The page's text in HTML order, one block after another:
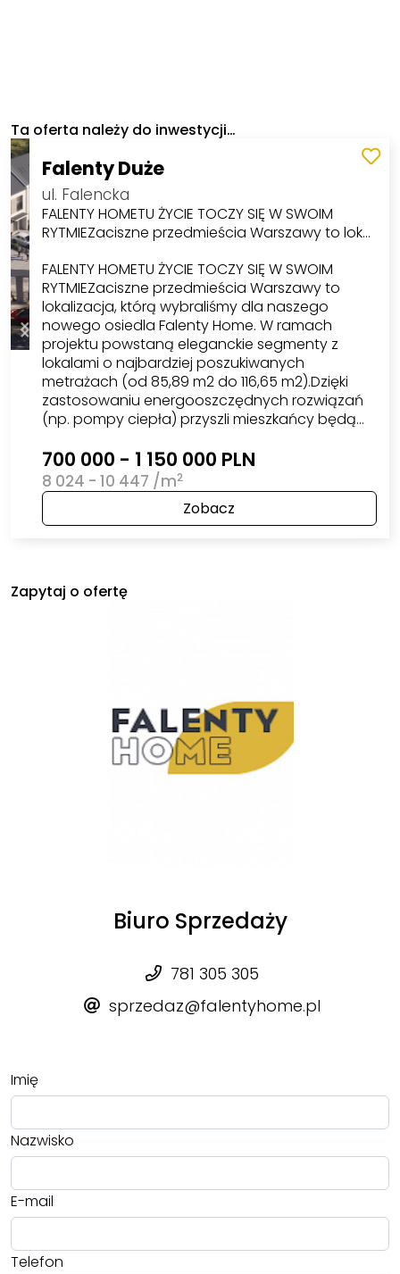
Ta oferta należy do inwestycji…
Falenty Duże
ul. Falencka
FALENTY HOMETU ŻYCIE TOCZY SIĘ W SWOIM
RYTMIEZaciszne przedmieścia Warszawy to lok…
FALENTY HOMETU ŻYCIE TOCZY SIĘ W SWOIM
RYTMIEZaciszne przedmieścia Warszawy to
lokalizacja, którą wybraliśmy dla naszego
nowego osiedla Falenty Home. W ramach
projektu powstaną eleganckie segmenty z
lokalami o najbardziej poszukiwanych
metrażach (od 85,89 m2 do 116,65 m2).Dzięki
zastosowaniu energooszczędnych rozwiązań
(np. pompy ciepła) przyszli mieszkańcy będą…
700 000 - 1 150 000 PLN
8 024 - 10 447 /m2
Zobacz
Zapytaj o ofertę
Biuro Sprzedaży
781 305 305
sprzedaz@falentyhome.pl
Imię
Nazwisko
E-mail
Telefon